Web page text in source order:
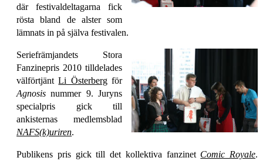
där festivaldeltagarna fick
rösta bland de alster som
lämnats in på själva festivalen.
Seriefrämjandets Stora
Fanzinepris 2010 tilldelades
välförtjäntLi Österbergför
Agnosis nummer 9. Juryns
specialpris gick till
ankisternas medlemsblad
NAFS(k)uriren.
Publikens pris gick till det kollektiva fanzinet Comic Royale.